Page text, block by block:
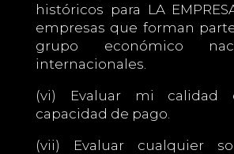
históricos para LA
empresas que forman
grupo económico
internacionales.
(vi) Evaluar mi calidad
capacidad de pago.
(vii) Evaluar cualquier